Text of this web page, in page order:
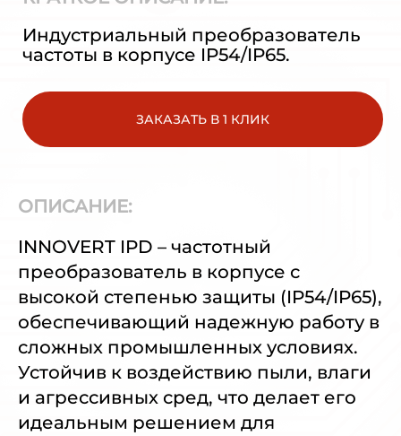
Индустриальный преобразователь
частоты в корпусе IP54/IP65.
ЗАКАЗАТЬ В 1 КЛИК
ОПИСАНИЕ:
INNOVERT IPD – частотный
преобразователь в корпусе с
высокой степенью защиты (IP54/IP65),
обеспечивающий надежную работу в
сложных промышленных условиях.
Устойчив к воздействию пыли, влаги
и агрессивных сред, что делает его
идеальным решением для